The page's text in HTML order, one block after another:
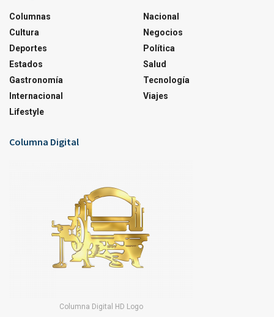
Columnas
Cultura
Deportes
Estados
Gastronomía
Internacional
Lifestyle
Nacional
Negocios
Política
Salud
Tecnología
Viajes
Columna Digital
Columna Digital HD Logo